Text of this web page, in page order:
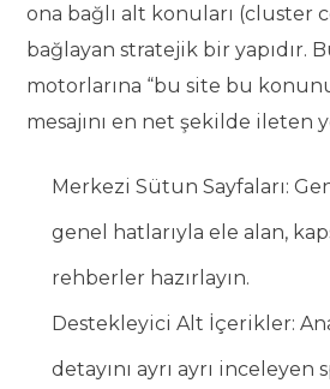
ona bağlı alt konuları
bağlayan stratejik bir yapıdır.
motorlarına “bu site bu
mesajını en net şekilde ileten
Merkezi Sütun Sayfaları:
genel hatlarıyla ele alan,
rehberler hazırlayın.
Destekleyici Alt İçerikler:
detayını ayrı ayrı